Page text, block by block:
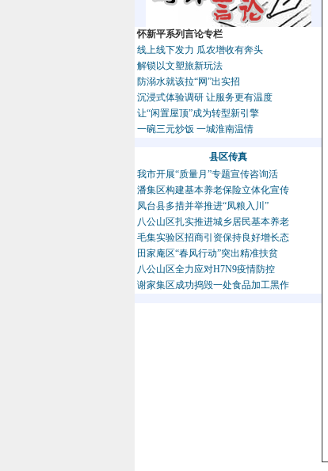
怀新平系列言论专栏
线上线下发力 瓜农增收有奔头
解锁以文塑旅新玩法
防溺水就该拉“网”出实招
沉浸式体验调研 让服务更有温度
让“闲置屋顶”成为转型新引擎
一碗三元炒饭 一城淮南温情
县区传真
我市开展“质量月”专题宣传咨询活
潘集区构建基本养老保险立体化宣传
凤台县多措并举推进“凤粮入川”
八公山区扎实推进城乡居民基本养老
毛集实验区招商引资保持良好增长态
田家庵区“春风行动”突出精准扶贫
八公山区全力应对H7N9疫情防控
谢家集区成功捣毁一处食品加工黑作